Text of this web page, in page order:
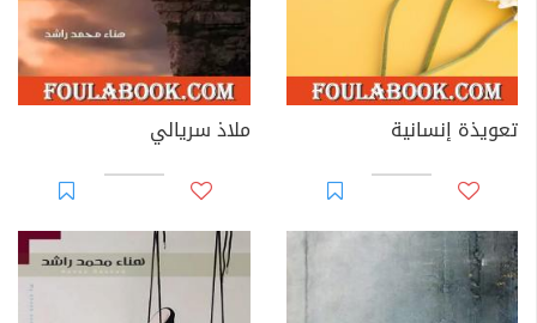
تعويذة إنسانية ملاذ سريالي